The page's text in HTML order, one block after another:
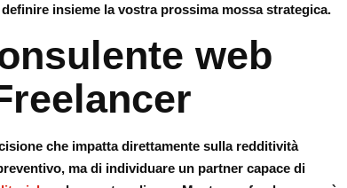
definire insieme la vostra prossima mossa strategica.
web
che impatta direttamente sulla redditività
ma di individuare un partner capace di